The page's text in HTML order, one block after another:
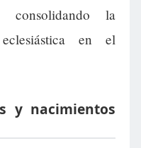
consolidando la
en el
y nacimientos